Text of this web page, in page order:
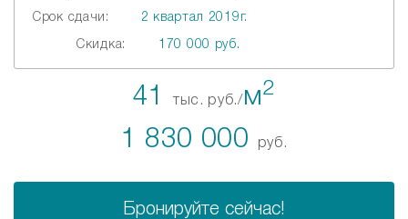
Срок сдачи: 2 квартал 2019г.
Скидка: 170 000 руб.
41 тыс. руб./м2
1 830 000 руб.
Бронируйте сейчас!